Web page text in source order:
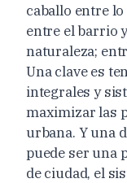
caballo entre
entre el barrio
naturaleza;
Una clave es
integrales y
maximizar las
urbana. Y una
puede ser una
de ciudad, el